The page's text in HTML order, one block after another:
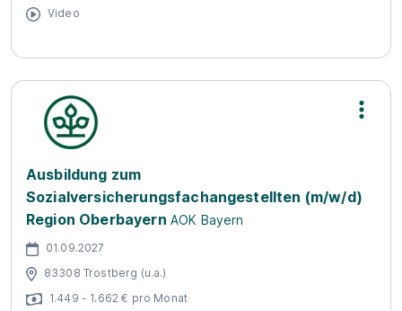
Video
Ausbildung zum
Sozialversicherungsfachangestellten (m/w/d)
Region Oberbayern AOK Bayern
01.09.2027
83308 Trostberg (u.a.)
1.449 - 1.662 € pro Monat